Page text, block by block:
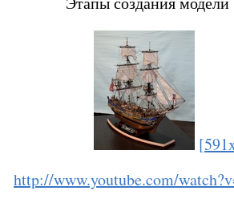
http://www.youtube.com/